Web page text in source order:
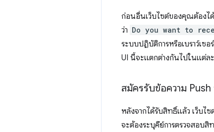
ก่อนอื่นเว็บไซต์ของคุณต้องได้
ว่า Do you want to
ระบบปฏิบัติการหรือเบราว์เซ
UI นี้จะแตกต่างกันไปในแต่
สมัครรับข้อความ Push
หลังจากได้รับสิทธิ์แล้ว เว็บไ
จะต้องระบุคีย์การตรวจสอบสิ